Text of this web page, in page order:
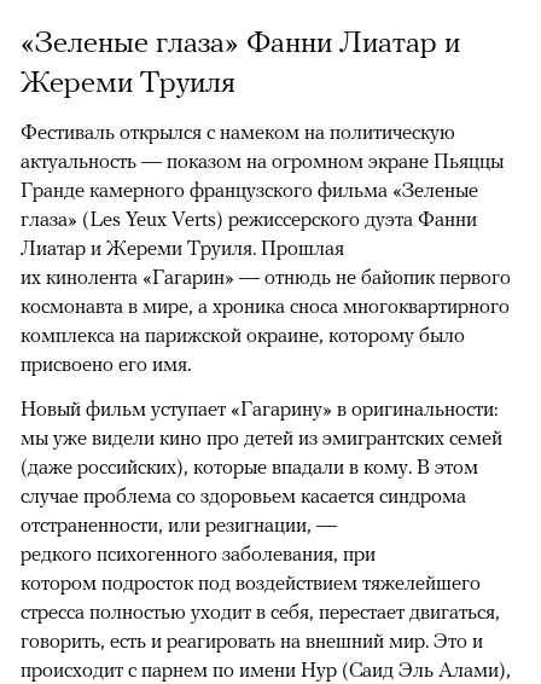
«Зеленые глаза» Фанни Лиатар и
Жереми Труиля
Фестиваль открылся с намеком на политическую
актуальность — показом на огромном экране Пьяццы
Гранде камерного французского фильма «Зеленые
глаза» (Les Yeux Verts) режиссерского дуэта Фанни
Лиатар и Жереми Труиля. Прошлая
их кинолента «Гагарин» — отнюдь не байопик первого
космонавта в мире, а хроника сноса многоквартирного
комплекса на парижской окраине, которому было
присвоено его имя.
Новый фильм уступает «Гагарину» в оригинальности:
мы уже видели кино про детей из эмигрантских семей
(даже российских), которые впадали в кому. В этом
случае проблема со здоровьем касается синдрома
отстраненности, или резигнации, —
редкого психогенного заболевания, при
котором подросток под воздействием тяжелейшего
стресса полностью уходит в себя, перестает двигаться,
говорить, есть и реагировать на внешний мир. Это и
происходит с парнем по имени Нур (Саид Эль Алами),